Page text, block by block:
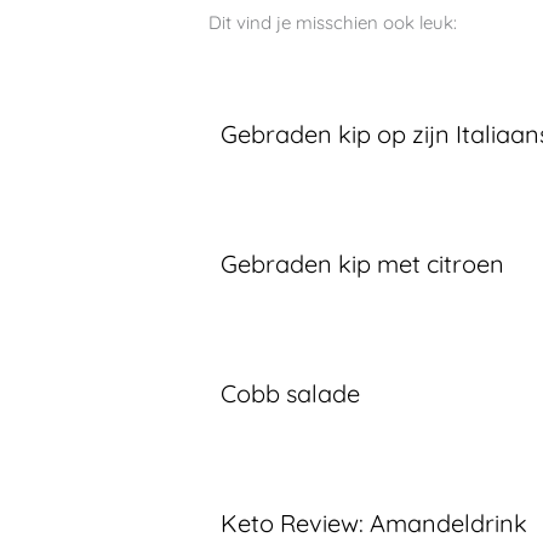
Dit vind je misschien ook leuk:
Gebraden kip op zijn
Gebraden kip met citroen
Cobb salade
Keto Review: Amandeldrink